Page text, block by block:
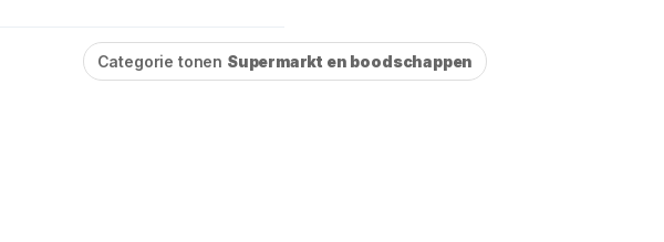
Categorie tonen Supermarkt en boodschappen